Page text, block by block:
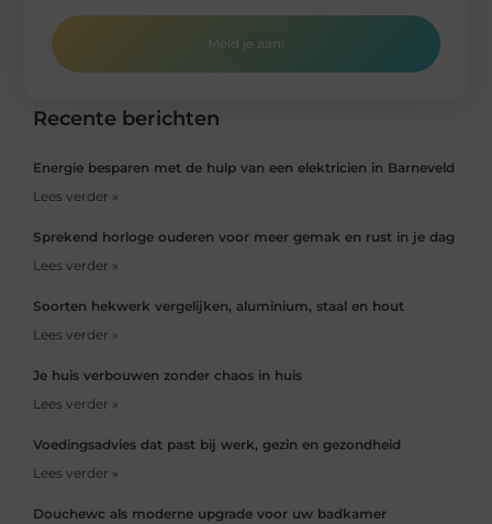
Recente berichten
Energie besparen met de hulp van een elektricien in Barneveld
Lees verder »
Sprekend horloge ouderen voor meer gemak en rust in je dag
Lees verder »
Soorten hekwerk vergelijken, aluminium, staal en hout
Lees verder »
Je huis verbouwen zonder chaos in huis
Lees verder »
Voedingsadvies dat past bij werk, gezin en gezondheid
Lees verder »
Douchewc als moderne upgrade voor uw badkamer
Meld je aan!